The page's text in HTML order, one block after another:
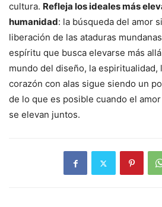
cultura. Refleja los ideales más
humanidad: la búsqueda del amor
liberación de las ataduras
espíritu que busca elevarse más
mundo del diseño, la espiritualidad,
corazón con alas sigue siendo un
de lo que es posible cuando el
se elevan juntos.